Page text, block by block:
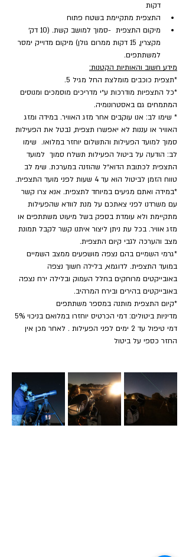
דקות
התצפית מתקיימת בשטח פתוח
מיקום התצפית  -סמוך למושב קשת. (10 דק׳
מקצרין, 15 דקות ממרום גולן) מיקום מדוייק ימסר
למשתתפים.
מידע חשוב והאותיות הקטנות:
*תצפית כוכבים מומלצת החל מגיל 5.
*כל התצפיות מודרכות ע״י מדריכים מוסמכים ומנוסים
המתמחים גם באסטרונומיה.
* שימו לב: אנו עוקבים אחר מזג האוויר. במידה ומזג
האוויר או עננות לא יאפשרו תצפית, נבטל את הפעילות
סמוך למועד הפעילות והתשלום יוחזר במלואו.  שימו
לב: הודעה על ביטול הפעילות תשלח סמוך  למועד
התצפית לכתובת הדוא״ל שהוזנה במערכת. שימ לב
טווח הזמן לביטול הוא עד 4 שעות לפני מועד התצפית.
*במידה ואתם מגיעים במיוחד לתצפית. אנא צרו קשר
עם משרדנו לפני צאתכם על מנת לוודא שהפעילות
מתקיימת ולא עומדת בספק בשל מיעוט משתתפים או
מזג אוויר. בכל עת ניתן ליצור איתנו קשר לקבל תמונת
מצב והערכה לגבי קיום התצפית.
*גרמי השמיים בהם נצפה מושפעים ממצב השמיים
במועד התצפית. לדוגמא, בלילה חשוך נצפה
באובייקטים מרוחקים בחלל העמוק ובלילה ירח נצפה
באובייקטים בהירים ובירח המרהיב.
​*קיום התצפית מותנה במספר משתתפים
דמי טיפול עד 2 ימים לפני הפעילות . לאחר מכן אין
החזר כספי על ביטול